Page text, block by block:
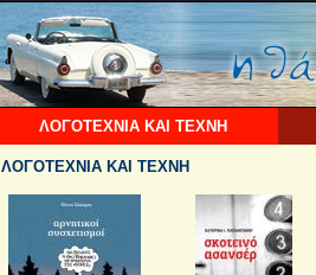
ΛΟΓΟΤΕΧΝΙΑ ΚΑΙ ΤΕΧΝΗ
ΛΟΓΟΤΕΧΝΙΑ ΚΑΙ ΤΕΧΝΗ